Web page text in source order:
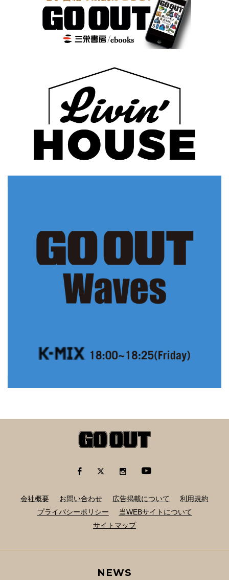
会社概要 お問い合わせ 広告掲載について
利用規約
プライバシーポリシー
当WEBサイトについて
サイトマップ
NEWS